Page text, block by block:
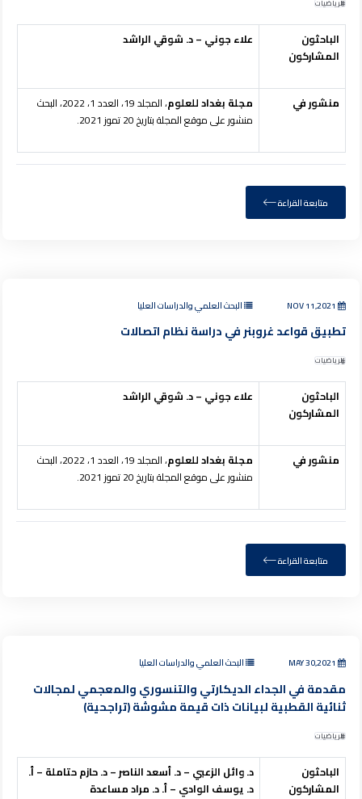
الرياضيات
الباحثون
المشاركون
علاء جوني – د. شوقي الراشد
منشور في مجلة بغداد للعلوم
، المجلد 19، العدد 1، 2022، البحث
منشور على موقع المجلة بتاريخ 20 تموز 2021.
متابعة القراءة
البحث العلمي والدراسات العليا
تطبيق قواعد غروبنر في دراسة نظام اتصالات
الرياضيات
الباحثون
المشاركون
علاء جوني – د. شوقي الراشد
منشور في مجلة بغداد للعلوم
، المجلد 19، العدد 1، 2022، البحث
منشور على موقع المجلة بتاريخ 20 تموز 2021.
متابعة القراءة
البحث العلمي والدراسات العليا
مقدمة في الجداء الديكارتي والتنسوري والمعجمي لمجالات
ثنائية القطبية لبيانات ذات قيمة مشوشة (تراجحية)
الرياضيات
الباحثون
المشاركون
د. وائل الزعبي – د. أسعد الناصر – د. حازم حتاملة – أ.
د. يوسف الوادي – أ. د. مراد مساعدة